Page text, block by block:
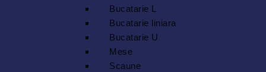
Bucatarie L
Bucatarie liniara
Bucatarie U
Mese
Scaune